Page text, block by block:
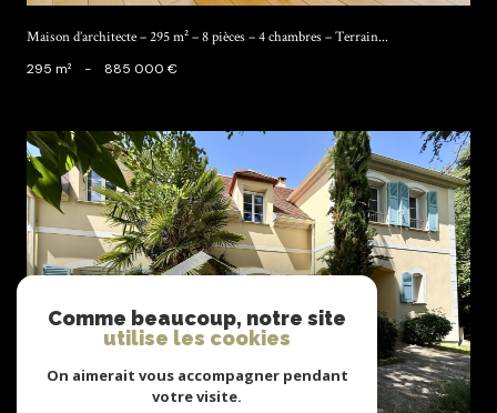
Maison d’architecte – 295 m² – 8 pièces – 4 chambres – Terrain...
295 m² - 885 000 €
voir le bien
Comme beaucoup, notre site
utilise les cookies
On aimerait vous accompagner pendant
votre visite.